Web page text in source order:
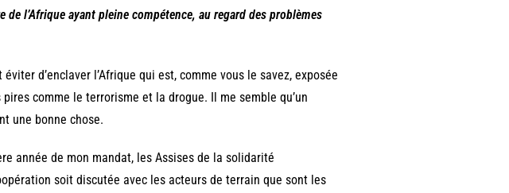
de l’Afrique ayant pleine compétence, au regard des problèmes
d’enclaver l’Afrique qui est, comme vous le savez, exposée
comme le terrorisme et la drogue. Il me semble qu’un
une bonne chose.
année de mon mandat, les Assises de la solidarité
soit discutée avec les acteurs de terrain que sont les